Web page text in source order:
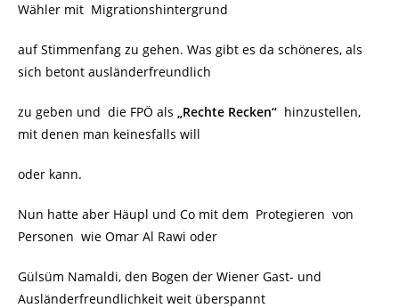
Wähler mit Migrationshintergrund
auf Stimmenfang zu gehen. Was gibt es da schöneres, als
sich betont ausländerfreundlich
zu geben und die FPÖ als „Rechte Recken“ hinzustellen,
mit denen man keinesfalls will
oder kann.
Nun hatte aber Häupl und Co mit dem Protegieren von
Personen wie Omar Al Rawi oder
Gülsüm Namaldi, den Bogen der Wiener Gast- und
Ausländerfreundlichkeit weit überspannt